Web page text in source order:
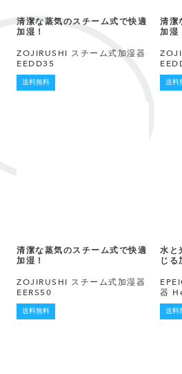
清潔な蒸気のスチーム式で快適
加湿！
ZOJIRUSHI スチーム式加湿器
EEDD35
送料無料
清潔
加湿
送料
清潔な蒸気のスチーム式で快適
加湿！
ZOJIRUSHI スチーム式加湿器
EERS50
送料無料
水と
じる
器
送料